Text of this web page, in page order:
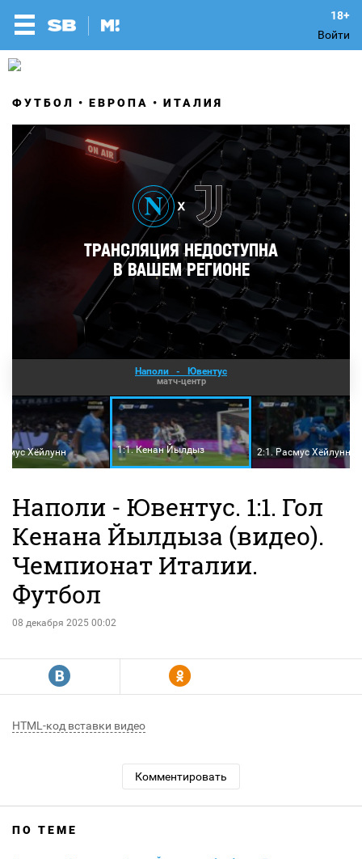
Войти
ФУТБОЛ ЕВРОПА ИТАЛИЯ
Наполи - Ювентус
матч-центр
Хёйлунн 1:1. Кенан Йылдыз 2:1. Расмус Хёйлунн
Наполи - Ювентус. 1:1. Гол
Кенана Йылдыза (видео).
Чемпионат Италии.
Футбол
08 декабря 2025 00:02
R Y
HTML-код вставки видео
Комментировать
ПО ТЕМЕ